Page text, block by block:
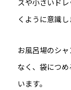
くように意識し
お風呂場のシ
なく、袋につ
います。